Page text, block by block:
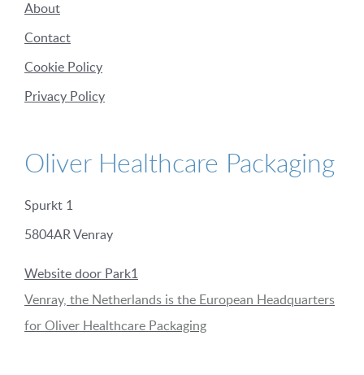
About
Contact
Cookie Policy
Privacy Policy
Oliver Healthcare Packaging
Spurkt 1
5804AR Venray
Website door Park1
Venray, the Netherlands is the European Headquarters
for Oliver Healthcare Packaging